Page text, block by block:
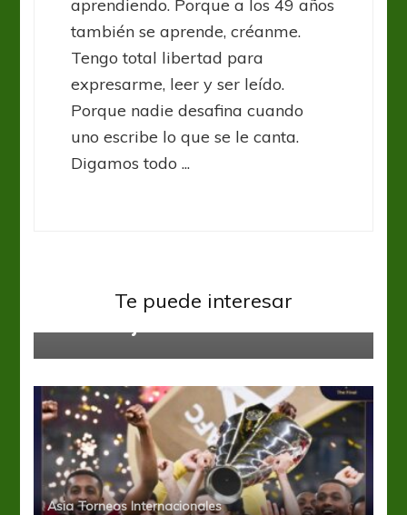
aprendiendo. Porque a los 49 años
también se aprende, créanme.
Tengo total libertad para
expresarme, leer y ser leído.
Porque nadie desafina cuando
uno escribe lo que se le canta.
Digamos todo ...
Te puede interesar
UNL: Italia mostró altura ante
Asia Torneos Internacionales